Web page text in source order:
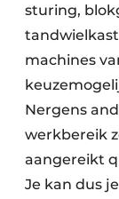
sturing,
machines
Nergens
werkbereik
aangereikt
Je kan dus